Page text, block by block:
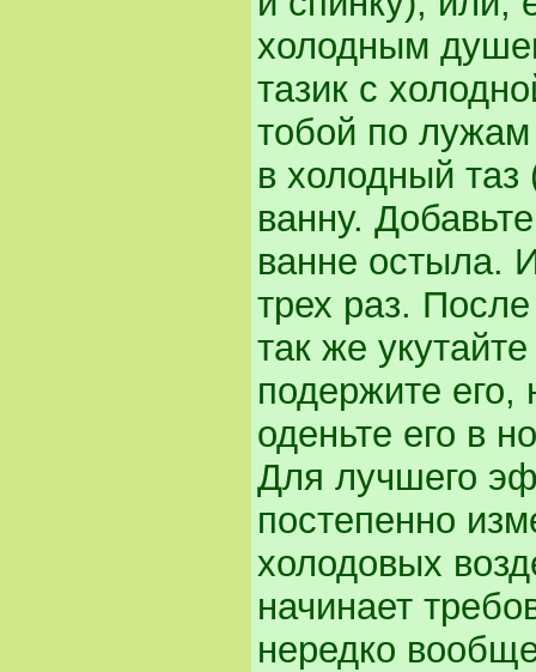
холодным
тазик с
тобой по
в холодный
ванну.
ванне остыла.
трех раз.
так же
подержите
оденьте его в
Для лучшего
постепенно
холодовых
начинает
нередко